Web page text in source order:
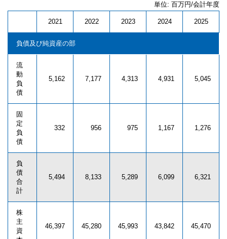
単位: 百万円/会計年度
2021 2022 2023 2024 2025
負債及び純資産の部
流
動
負
債
5,162 7,177 4,313 4,931 5,045
固
定
負
債
332 956 975 1,167 1,276
負
債
合
計
5,494 8,133 5,289 6,099 6,321
株
主
資
46,397 45,280 45,993 43,842 45,470